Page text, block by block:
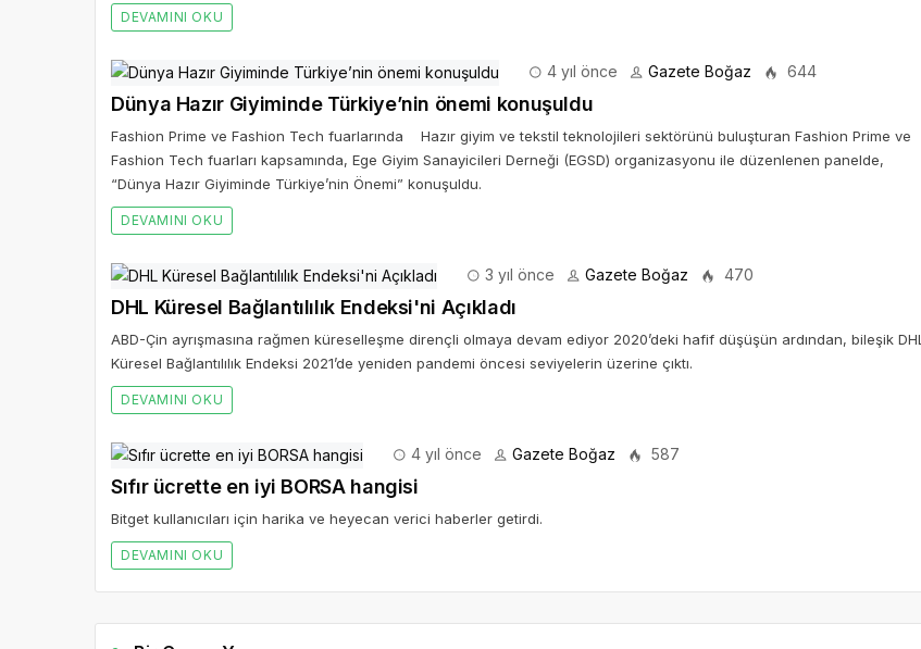
DEVAMINI OKU
4 yıl önce Gazete Boğaz 644
Dünya Hazır Giyiminde Türkiye’nin önemi konuşuldu
Fashion Prime ve Fashion Tech fuarlarında Hazır giyim ve tekstil teknolojileri sektörünü buluşturan Fashion Prime ve
Fashion Tech fuarları kapsamında, Ege Giyim Sanayicileri Derneği (EGSD) organizasyonu ile düzenlenen panelde,
“Dünya Hazır Giyiminde Türkiye’nin Önemi” konuşuldu.
DEVAMINI OKU
3 yıl önce Gazete Boğaz 470
DHL Küresel Bağlantılılık Endeksi'ni Açıkladı
ABD-Çin ayrışmasına rağmen küreselleşme dirençli olmaya devam ediyor 2020’deki hafif düşüşün ardından, bileşik DHL
Küresel Bağlantılılık Endeksi 2021’de yeniden pandemi öncesi seviyelerin üzerine çıktı.
DEVAMINI OKU
4 yıl önce Gazete Boğaz 587
Sıfır ücrette en iyi BORSA hangisi
Bitget kullanıcıları için harika ve heyecan verici haberler getirdi.
DEVAMINI OKU